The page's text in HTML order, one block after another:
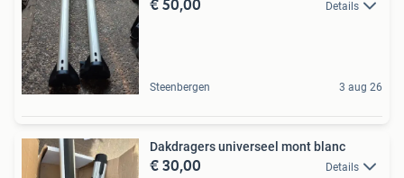
Details
Steenbergen 3 aug 26
Dakdragers universeel mont blanc
€ 30,00 Details